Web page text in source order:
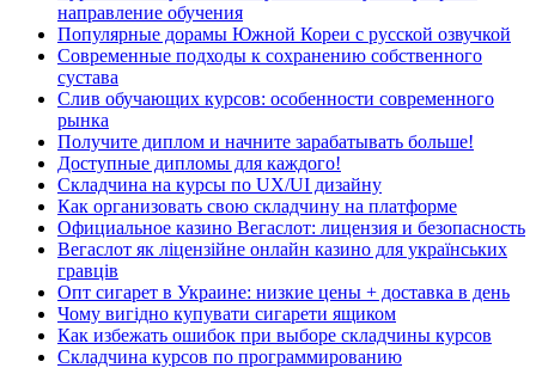
направление обучения
Популярные дорамы Южной Кореи с русской озвучкой
Современные подходы к сохранению собственного
сустава
Слив обучающих курсов: особенности современного
рынка
Получите диплом и начните зарабатывать больше!
Доступные дипломы для каждого!
Складчина на курсы по UX/UI дизайну
Как организовать свою складчину на платформе
Официальное казино Вегаслот: лицензия и безопасность
Вегаслот як ліцензійне онлайн казино для українських
гравців
Опт сигарет в Украине: низкие цены + доставка в день
Чому вигідно купувати сигарети ящиком
Как избежать ошибок при выборе складчины курсов
Складчина курсов по программированию